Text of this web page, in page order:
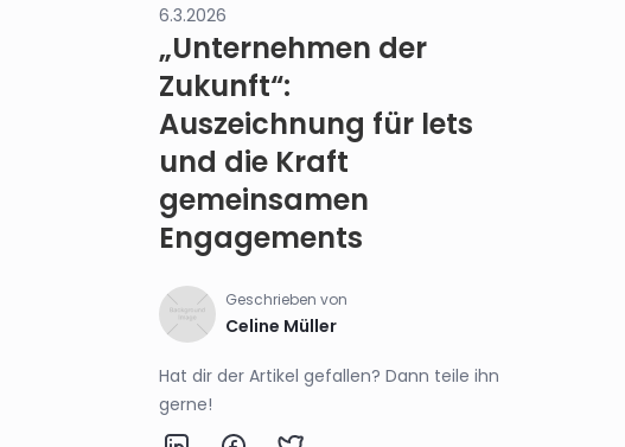
6.3.2026
„Unternehmen der
Zukunft“:
Auszeichnung für lets
und die Kraft
gemeinsamen
Engagements
Geschrieben von
Celine Müller
Hat dir der Artikel gefallen? Dann teile ihn
gerne!